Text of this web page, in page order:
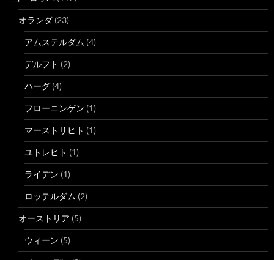
オランダ (23)
アムステルダム (4)
デルフト (2)
ハーグ (4)
フローニンゲン (1)
マーストリヒト (1)
ユトレヒト (1)
ライデン (1)
ロッテルダム (2)
オーストリア (5)
ウィーン (5)